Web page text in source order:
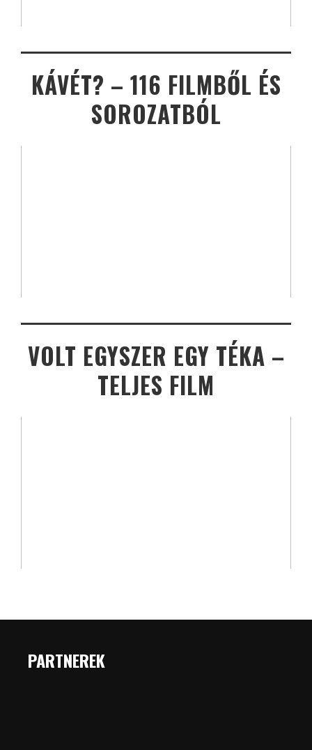
KÁVÉT? – 116 FILMBŐL ÉS
SOROZATBÓL
VOLT EGYSZER EGY TÉKA –
TELJES FILM
PARTNEREK